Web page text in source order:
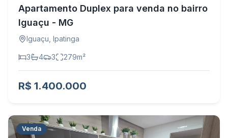
Apartamento Duplex para venda no bairro
Iguaçu - MG
Iguaçu Ipatinga
3 4 3 279m²
R$ 1.400.000
Venda